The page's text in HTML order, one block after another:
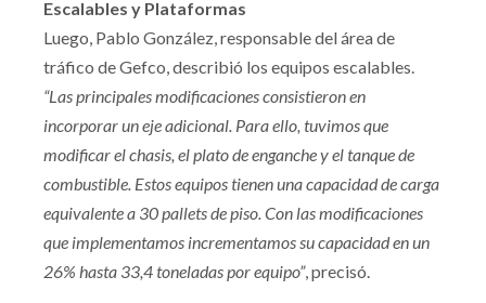
Escalables y Plataformas
Luego, Pablo González, responsable del área de
tráfico de Gefco, describió los equipos escalables.
“Las principales modificaciones consistieron en
incorporar un eje adicional. Para ello, tuvimos que
modificar el chasis, el plato de enganche y el tanque de
combustible. Estos equipos tienen una capacidad de carga
equivalente a 30 pallets de piso. Con las modificaciones
que implementamos incrementamos su capacidad en un
26% hasta 33,4 toneladas por equipo”, precisó.